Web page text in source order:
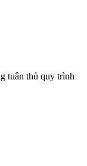
tuân thủ quy trình